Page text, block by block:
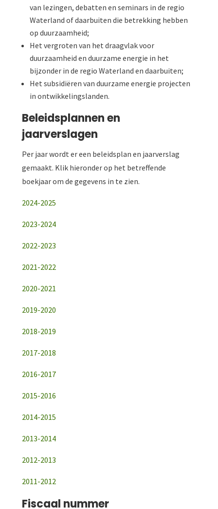
van lezingen, debatten en seminars in de regio
Waterland of daarbuiten die betrekking hebben
op duurzaamheid;
Het vergroten van het draagvlak voor
duurzaamheid en duurzame energie in het
bijzonder in de regio Waterland en daarbuiten;
Het subsidiëren van duurzame energie projecten
in ontwikkelingslanden.
Beleidsplannen en
jaarverslagen
Per jaar wordt er een beleidsplan en jaarverslag
gemaakt. Klik hieronder op het betreffende
boekjaar om de gegevens in te zien.
2024-2025
2023-2024
2022-2023
2021-2022
2020-2021
2019-2020
2018-2019
2017-2018
2016-2017
2015-2016
2014-2015
2013-2014
2012-2013
2011-2012
Fiscaal nummer